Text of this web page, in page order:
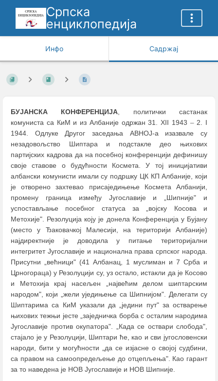
Српска
енциклопедија
Инфо Садржај
БУЈАНСКА КОНФЕРЕНЦИЈА, политички састанак
комуниста са КиМ и из Албаније одржан 31. XII 1943 –2. I
1944. Одлуке Другог заседања АВНОЈ-а изазвале су
незадовољство Шиптара и подстакле део њихових
партијских кадрова да на посебној конференцији дефинишу
своје ставове о будућности Космета. У тој иницијативи
албански комунисти имали су подршку ЦК КП Албаније, који
је отворено захтевао присаједињење Космета Албанији,
промену граница између Југославије и „Шипније" и
успостављање посебног статуса за „војску Косова и
Метохије". Резолуција коју је донела Конференција у Бујану
(место у Ђаковачкој Малесији, на територији Албаније)
најдиректније је доводила у питање територијални
интегритет Југославије и национална права српског народа.
Присутни „већници" (41 Албанац, 1 муслиман и 7 Срба и
Црногораца) у Резолуцији су, уз остало, истакли да је Косово
и Метохија крај насељен „највећим делом шиптарским
народом", који „жели уједињење са Шипнијом". Делегати су
Шиптарима са КиМ указали да „једини пут" за остварење
њихових тежњи јесте „заједничка борба с осталим народима
Југославије против окупатора". „Када се оствари слобода",
стајало је у Резолуцији, Шиптари ће, као и сви југословенски
народи, бити у могућности „да се изјасне о својој судбини,
са правом на самоопредељење до отцепљења". Као гарант
за то наведена је НОВ Југославије и НОВ Шипније.